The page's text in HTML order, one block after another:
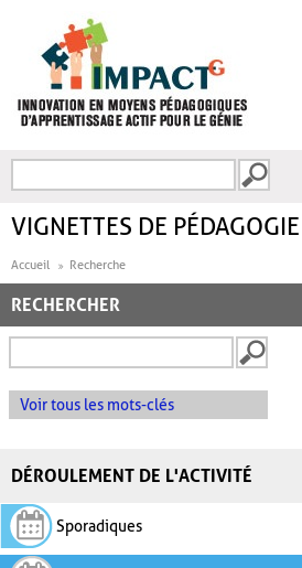
FORMULAIRE DE
VIGNETTES DE
Accueil Recherche
RECHERCHER
Voir tous les mots-clés
DÉROULEMENT DE L'ACTIVITÉ
Sporadiques